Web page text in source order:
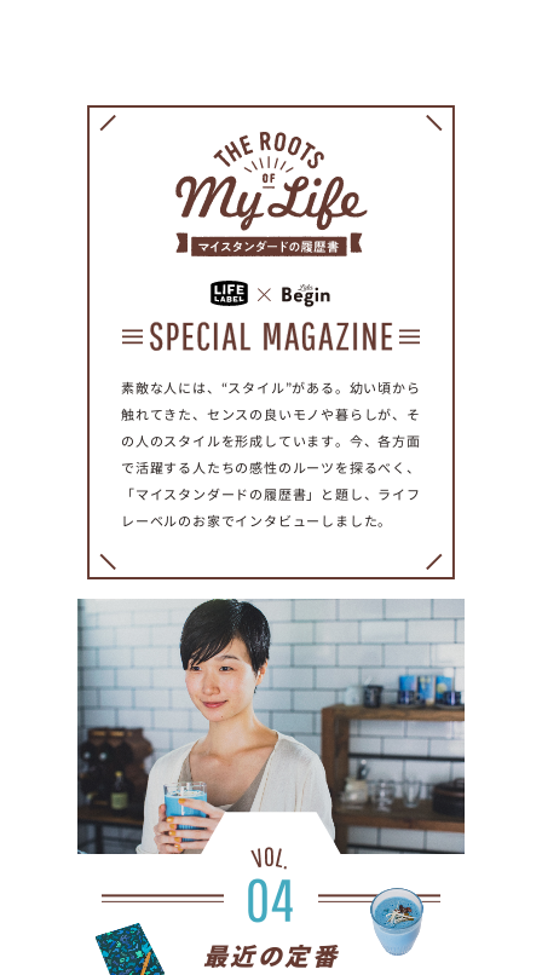
プライ
ポリシ
ー
採用情
報
素敵な人には、“スタイル”がある。幼い頃から
触れてきた、センスの良いモノや暮らしが、そ
の人のスタイルを形成しています。今、各方面
で活躍する人たちの感性のルーツを探るべく、
「マイスタンダードの履歴書」と題し、ライフ
レーベルのお家でインタビューしました。
最近の定番